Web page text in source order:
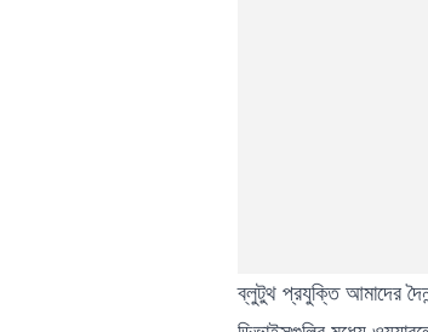
ব্লুটুথ প্রযুক্তি আমাদের